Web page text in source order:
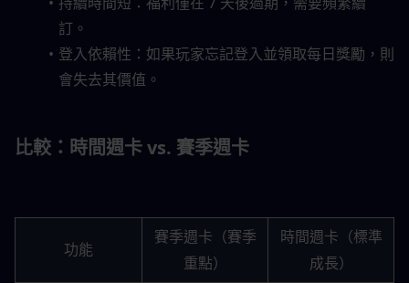
訂。
登入依賴性：如果玩家忘記登入並領取每日獎勵，則
會失去其價值。
比較：時間週卡 vs. 賽季週卡
功能
賽季週卡（賽季
重點）
時間週卡（標準
成長）